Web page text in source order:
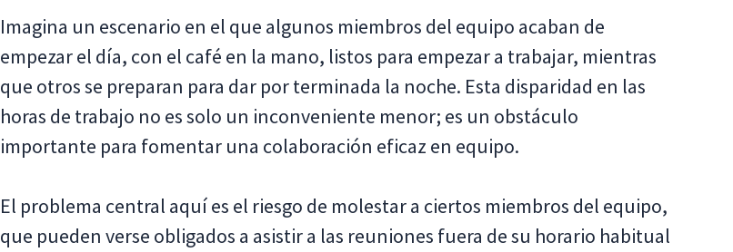
Imagina un escenario en el que algunos miembros del equipo acaban de
empezar el día, con el café en la mano, listos para empezar a trabajar, mientras
que otros se preparan para dar por terminada la noche. Esta disparidad en las
horas de trabajo no es solo un inconveniente menor; es un obstáculo
importante para fomentar una colaboración eficaz en equipo.
El problema central aquí es el riesgo de molestar a ciertos miembros del equipo,
que pueden verse obligados a asistir a las reuniones fuera de su horario habitual